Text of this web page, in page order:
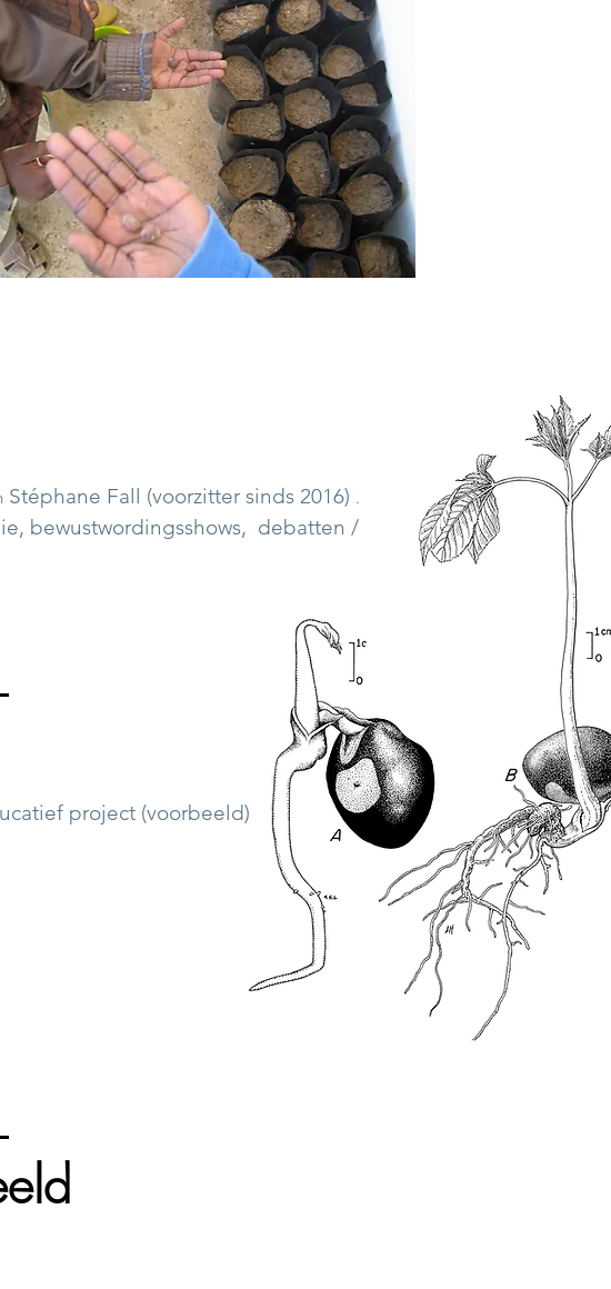
Stéphane Fall (voorzitter sinds 2016) .
bewustwordingsshows, debatten /
project (voorbeeld)